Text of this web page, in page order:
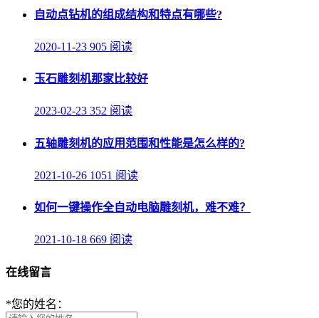
自动点钻机的组成结构和特点有哪些?
2020-11-23 905 阅读
玉石雕刻机那家比较好
2023-02-23 352 阅读
五轴雕刻机的应用范围和性能是怎么样的?
2021-10-26 1051 阅读
如何一键操作全自动电脑雕刻机，难不难？
2021-10-18 669 阅读
在线留言
*您的姓名：